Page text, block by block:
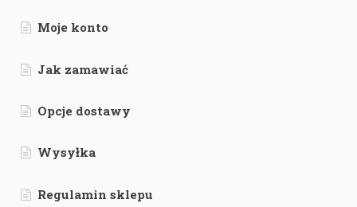
Moje konto
Jak zamawiać
Opcje dostawy
Wysyłka
Regulamin sklepu